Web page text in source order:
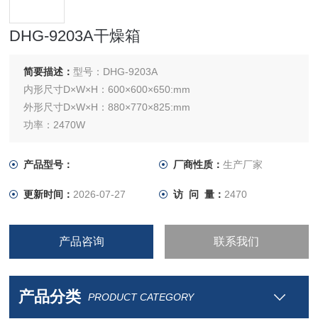
DHG-9203A干燥箱
简要描述：型号：DHG-9203A
内形尺寸D×W×H：600×600×650:mm
外形尺寸D×W×H：880×770×825:mm
功率：2470W
产品型号： 厂商性质： 生产厂家
更新时间： 2026-07-27 访 问 量： 2470
产品咨询 联系我们
产品分类 PRODUCT CATEGORY